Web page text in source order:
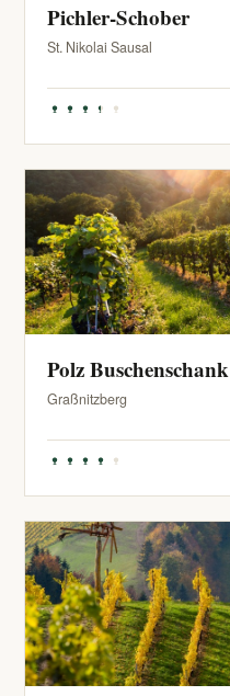
Pichler-Schober
St. Nikolai Sausal
Polz Buschenschank
Graßnitzberg